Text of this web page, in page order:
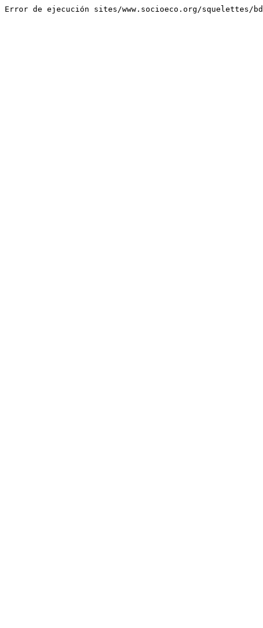
Error de ejecución sites/www.socioeco.org/squelettes/